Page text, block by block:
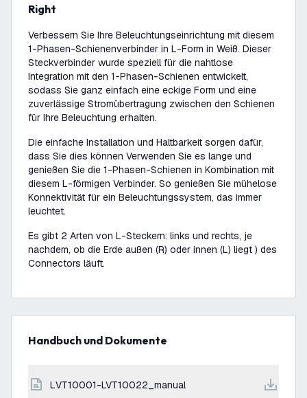
Right
Verbessern Sie Ihre Beleuchtungseinrichtung mit diesem
1-Phasen-Schienenverbinder in L-Form in Weiß. Dieser
Steckverbinder wurde speziell für die nahtlose
Integration mit den 1-Phasen-Schienen entwickelt,
sodass Sie ganz einfach eine eckige Form und eine
zuverlässige Stromübertragung zwischen den Schienen
für Ihre Beleuchtung erhalten.
Die einfache Installation und Haltbarkeit sorgen dafür,
dass Sie dies können Verwenden Sie es lange und
genießen Sie die 1-Phasen-Schienen in Kombination mit
diesem L-förmigen Verbinder. So genießen Sie mühelose
Konnektivität für ein Beleuchtungssystem, das immer
leuchtet.
Es gibt 2 Arten von L-Steckern: links und rechts, je
nachdem, ob die Erde außen (R) oder innen (L) liegt ) des
Connectors läuft.
Handbuch und Dokumente
LVT10001-LVT10022_manual